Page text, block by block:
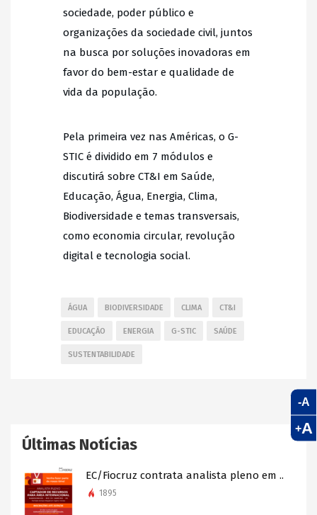
Últimas Notícias
EC/Fiocruz contrata analista pleno em ..
1895
sociedade, poder público e
organizações da sociedade civil, juntos
na busca por soluções inovadoras em
favor do bem-estar e qualidade de
vida da população.
Pela primeira vez nas Américas, o G-
STIC é dividido em 7 módulos e
discutirá sobre CT&I em Saúde,
Educação, Água, Energia, Clima,
Biodiversidade e temas transversais,
como economia circular, revolução
digital e tecnologia social.
ÁGUA BIODIVERSIDADE CLIMA CT&I
EDUCAÇÃO ENERGIA G-STIC SAÚDE
SUSTENTABILIDADE
-A
+A